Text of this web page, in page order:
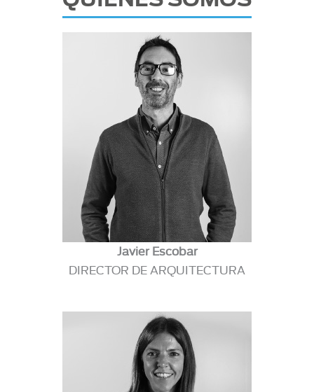
Javier Escobar
DIRECTOR DE ARQUITECTURA